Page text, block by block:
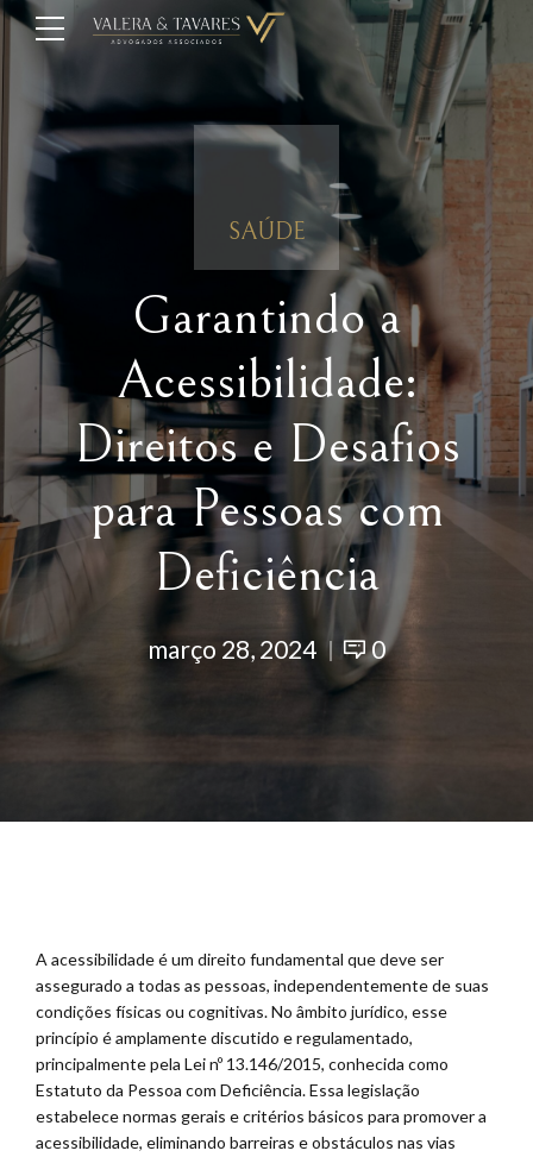
SAÚDE
Garantindo a
Acessibilidade:
Direitos e Desafios
para Pessoas com
Deficiência
março 28, 2024 0
A acessibilidade é um direito fundamental que deve ser
assegurado a todas as pessoas, independentemente de suas
condições físicas ou cognitivas. No âmbito jurídico, esse
princípio é amplamente discutido e regulamentado,
principalmente pela Lei nº 13.146/2015, conhecida como
Estatuto da Pessoa com Deficiência. Essa legislação
estabelece normas gerais e critérios básicos para promover a
acessibilidade, eliminando barreiras e obstáculos nas vias